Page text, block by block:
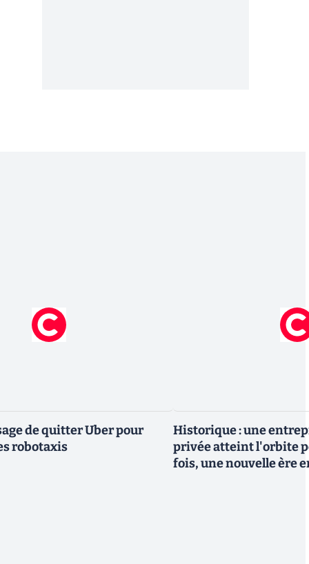
de quitter Uber pour
robotaxis
Historique : une
privée atteint l'orbite
fois, une nouvelle ère